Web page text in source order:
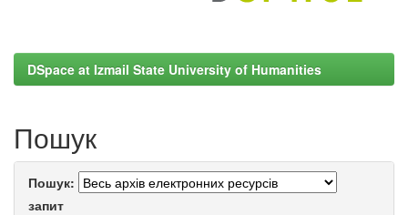
DSpace at Izmail State University of Humanities
Пошук
Пошук:
запит